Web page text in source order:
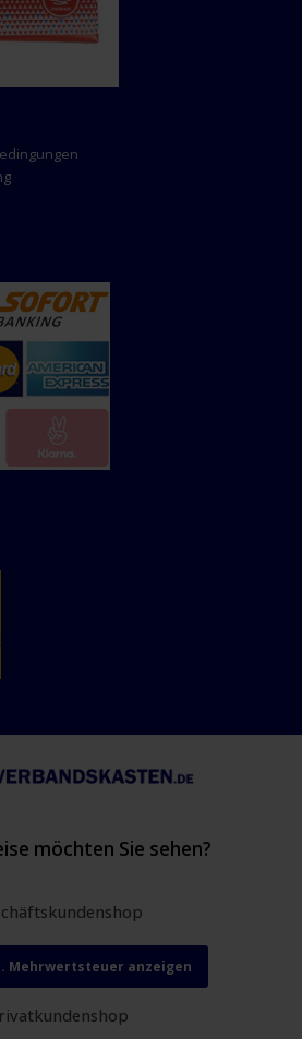
möchten Sie sehen?
Mehrwertsteuer anzeigen